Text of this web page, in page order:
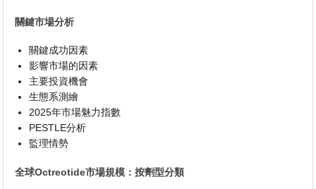
關鍵市場分析
關鍵成功因素
影響市場的因素
主要投資機會
生態系測繪
2025年市場魅力指數
PESTLE分析
監理情勢
全球Octreotide市場規模：按劑型分類